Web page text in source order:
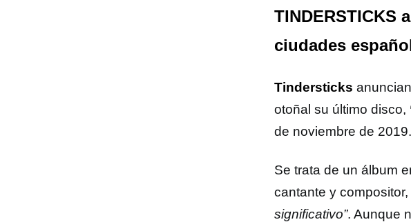
TINDERSTICKS
ciudades
Tindersticks
otoñal su último disco,
de noviembre de 2019.
Se trata de un álbum
cantante y compositor,
significativo”. Aunque